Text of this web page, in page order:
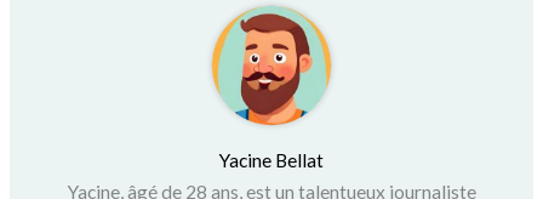
Yacine Bellat
Yacine, âgé de 28 ans, est un talentueux journaliste